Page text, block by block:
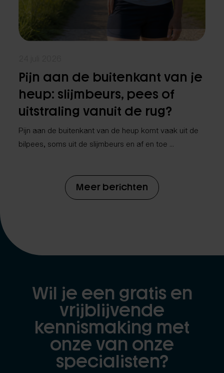
Pijn aan de buitenkant van je
heup: slijmbeurs, pees of
uitstraling vanuit de rug?
Pijn aan de buitenkant van de heup komt vaak uit de
bilpees, soms uit de slijmbeurs en af en toe ...
Meer berichten
Wil je een gratis en
vrijblijvende
kennismaking met
onze van onze
specialisten?